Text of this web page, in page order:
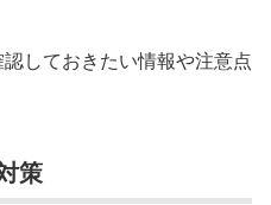
しておきたい情報や注意点
策